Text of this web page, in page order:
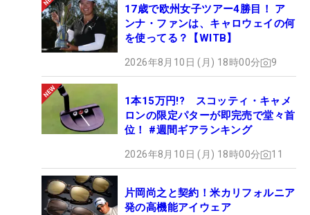
17歳で欧州女子ツアー4勝目！ ア
ンナ・ファンは、キャロウェイの何
を使ってる？【WITB】
2026年8月10日 (月) 18時00分 9
1本15万円!? スコッティ・キャメ
ロンの限定パターが即完売で堂々首
位！ #週間ギアランキング
2026年8月10日 (月) 18時00分 11
片岡尚之と契約！米カリフォルニア
発の高機能アイウェア